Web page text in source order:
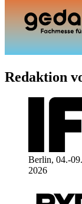
Redaktion
Berlin, 04.-
2026